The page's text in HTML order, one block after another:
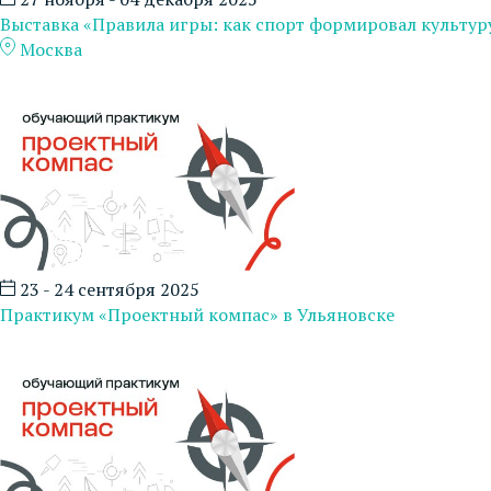
Выставка «Правила игры: как спорт формировал
Москва
23 - 24 сентября 2025
Практикум «Проектный компас» в Ульяновске